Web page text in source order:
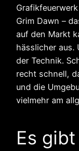
Grim Dawn –
auf den Markt
hässlicher aus.
der Technik.
recht schnell,
und die
vielmehr am
Es